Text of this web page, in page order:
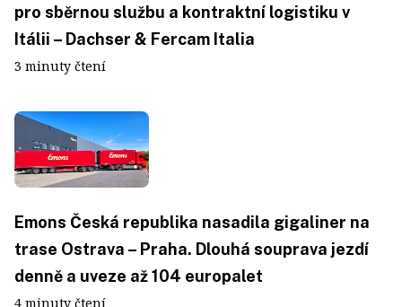
pro sběrnou službu a kontraktní logistiku v
Itálii – Dachser & Fercam Italia
3 minuty čtení
Emons Česká republika nasadila gigaliner na
trase Ostrava – Praha. Dlouhá souprava jezdí
denně a uveze až 104 europalet
4 minuty čtení